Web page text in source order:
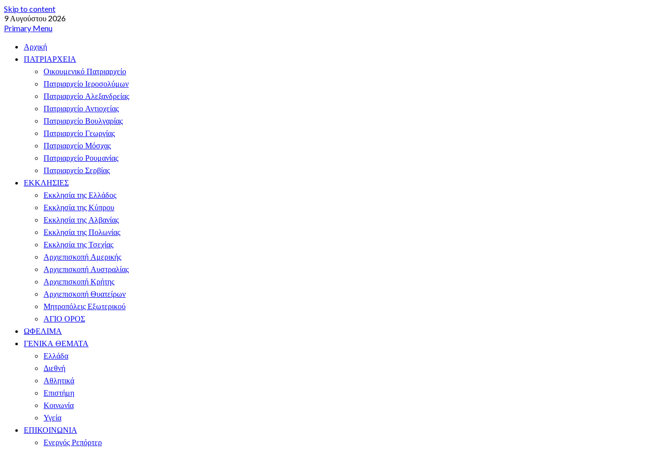
Skip to content
9 Αυγούστου 2026
Primary Menu
Αρχική
ΠΑΤΡΙΑΡΧΕΙΑ
Οικουμενικό Πατριαρχείο
Πατριαρχείο Ιεροσολύμων
Πατριαρχείο Αλεξανδρείας
Πατριαρχείο Αντιοχείας
Πατριαρχείο Βουλγαρίας
Πατριαρχείο Γεωργίας
Πατριαρχείο Μόσχας
Πατριαρχείο Ρουμανίας
Πατριαρχείο Σερβίας
ΕΚΚΛΗΣΙΕΣ
Εκκλησία της Ελλάδος
Εκκλησία της Κύπρου
Εκκλησία της Αλβανίας
Εκκλησία της Πολωνίας
Εκκλησία της Τσεχίας
Αρχιεπισκοπή Αμερικής
Αρχιεπισκοπή Αυστραλίας
Αρχιεπισκοπή Κρήτης
Αρχιεπισκοπή Θυατείρων
Μητροπόλεις Εξωτερικού
ΑΓΙΟ ΟΡΟΣ
ΩΦΕΛΙΜΑ
ΓΕΝΙΚΑ ΘΕΜΑΤΑ
Ελλάδα
Διεθνή
Αθλητικά
Επιστήμη
Κοινωνία
Υγεία
ΕΠΙΚΟΙΝΩΝΙΑ
Ενεργός Ρεπόρτερ